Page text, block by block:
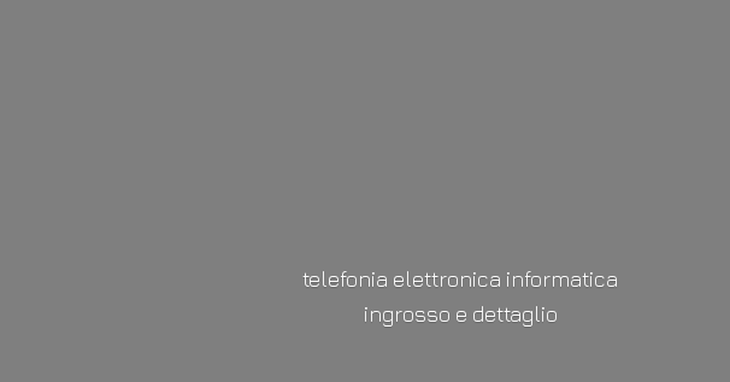
telefonia elettronica informatica
ingrosso e dettaglio